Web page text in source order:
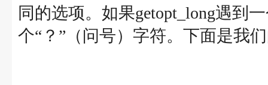
同的选项。如果getopt_long遇到
个“？”（问号）字符。下面是我